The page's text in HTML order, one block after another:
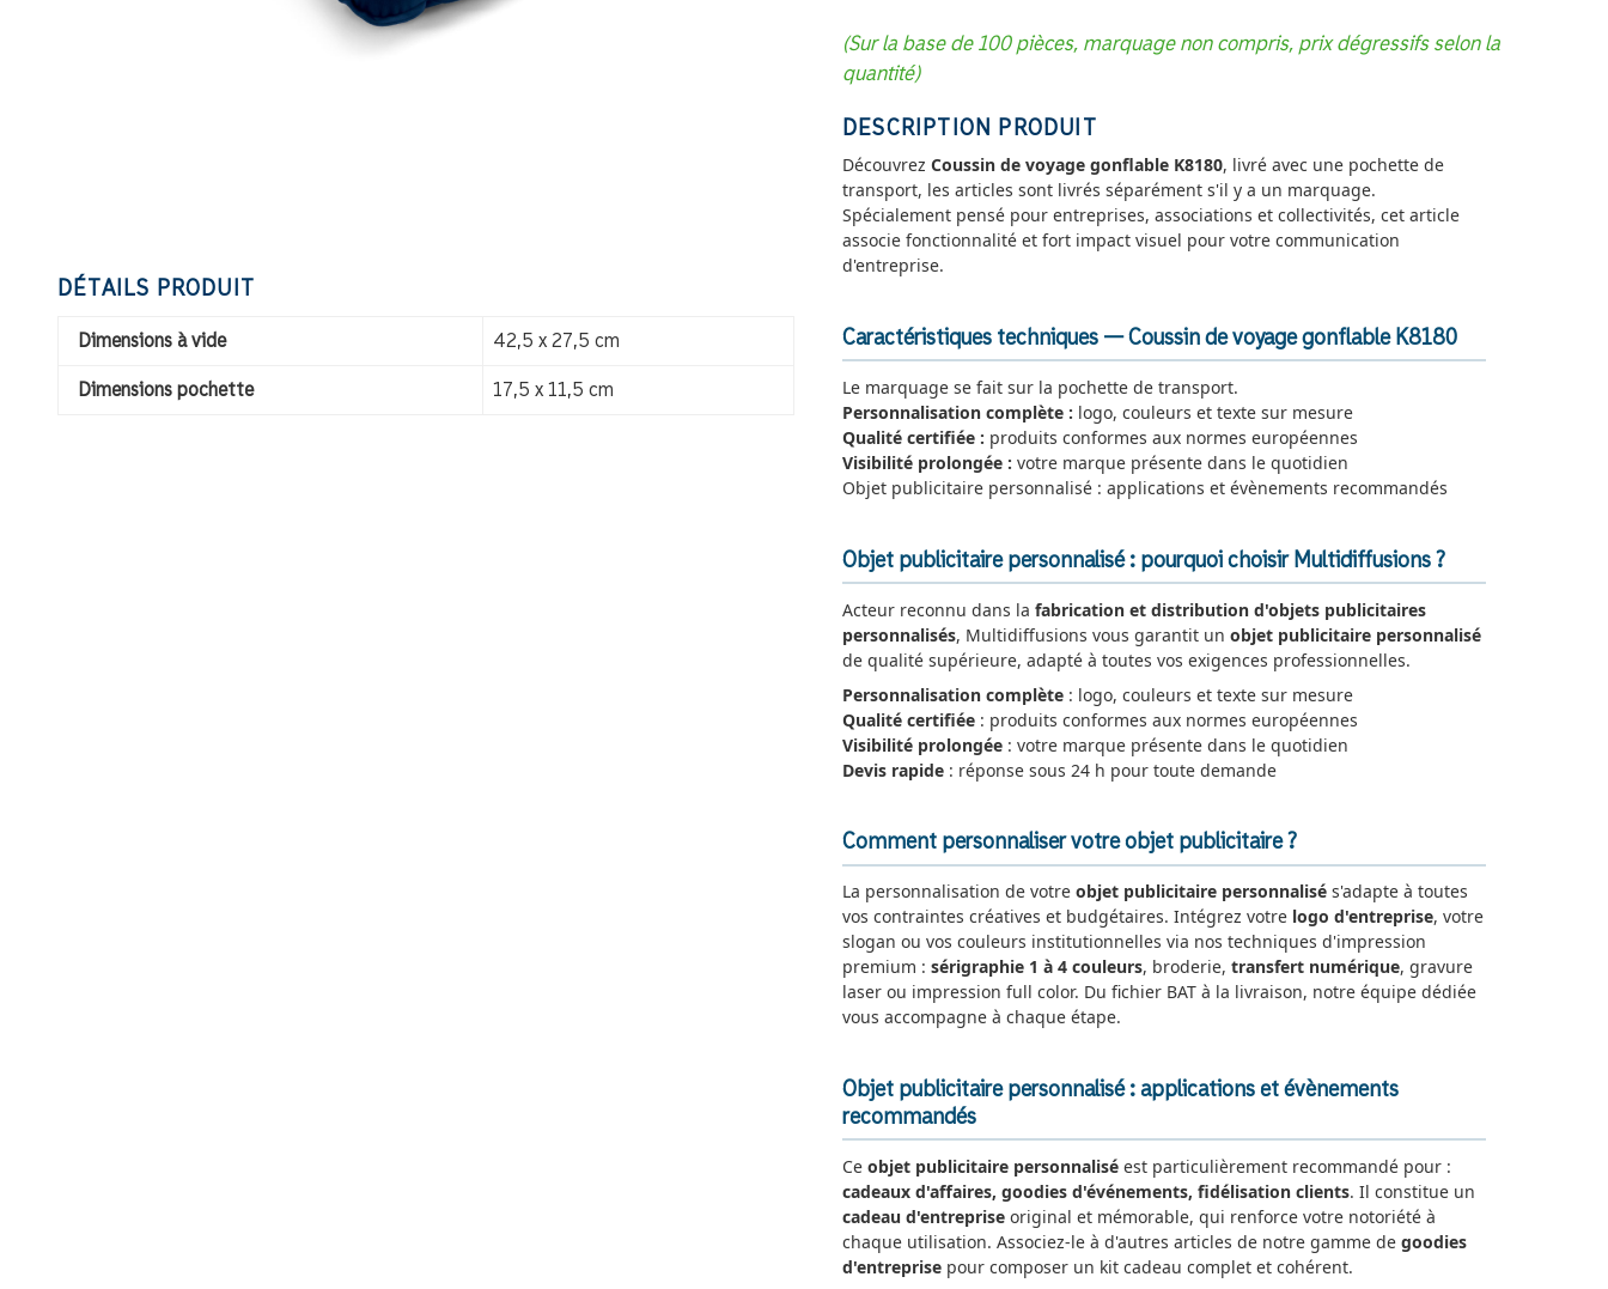
DÉTAILS PRODUIT
Dimensions à vide 42,5 x 27,5 cm
Dimensions pochette 17,5 x 11,5 cm
(Sur la base de 100 pièces, marquage non compris, prix dégressifs selon la
quantité)
DESCRIPTION PRODUIT
Découvrez Coussin de voyage gonflable K8180, livré avec une pochette de
transport, les articles sont livrés séparément s'il y a un marquage.
Spécialement pensé pour entreprises, associations et collectivités, cet article
associe fonctionnalité et fort impact visuel pour votre communication
d'entreprise.
Caractéristiques techniques — Coussin de voyage gonflable K8180
Le marquage se fait sur la pochette de transport.
Personnalisation complète : logo, couleurs et texte sur mesure
Qualité certifiée : produits conformes aux normes européennes
Visibilité prolongée : votre marque présente dans le quotidien
Objet publicitaire personnalisé : applications et évènements recommandés
Objet publicitaire personnalisé : pourquoi choisir Multidiffusions ?
Acteur reconnu dans la fabrication et distribution d'objets publicitaires
personnalisés, Multidiffusions vous garantit un objet publicitaire personnalisé
de qualité supérieure, adapté à toutes vos exigences professionnelles.
Personnalisation complète : logo, couleurs et texte sur mesure
Qualité certifiée : produits conformes aux normes européennes
Visibilité prolongée : votre marque présente dans le quotidien
Devis rapide : réponse sous 24 h pour toute demande
Comment personnaliser votre objet publicitaire ?
La personnalisation de votre objet publicitaire personnalisé s'adapte à toutes
vos contraintes créatives et budgétaires. Intégrez votre logo d'entreprise, votre
slogan ou vos couleurs institutionnelles via nos techniques d'impression
premium : sérigraphie 1 à 4 couleurs, broderie, transfert numérique, gravure
laser ou impression full color. Du fichier BAT à la livraison, notre équipe dédiée
vous accompagne à chaque étape.
Objet publicitaire personnalisé : applications et évènements
recommandés
Ce objet publicitaire personnalisé est particulièrement recommandé pour :
cadeaux d'affaires, goodies d'événements, fidélisation clients. Il constitue un
cadeau d'entreprise original et mémorable, qui renforce votre notoriété à
chaque utilisation. Associez-le à d'autres articles de notre gamme de goodies
d'entreprise pour composer un kit cadeau complet et cohérent.